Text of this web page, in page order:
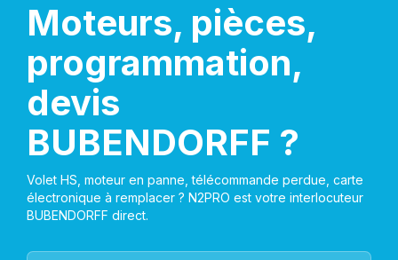
Moteurs, pièces,
programmation,
devis
BUBENDORFF ?
Volet HS, moteur en panne, télécommande perdue, carte
électronique à remplacer ? N2PRO est votre interlocuteur
BUBENDORFF direct.